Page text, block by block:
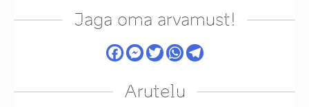
Jaga oma arvamust!
Arutelu